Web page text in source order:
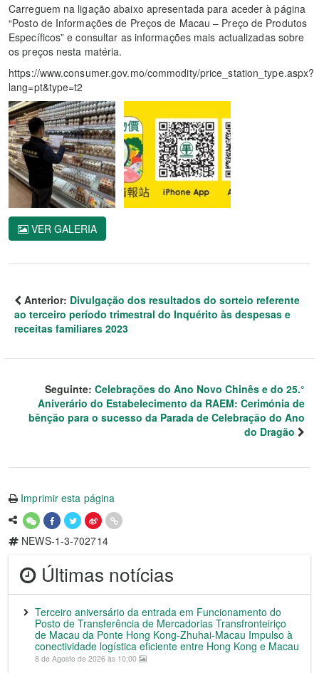
Carreguem na ligação abaixo apresentada para aceder à página
“Posto de Informações de Preços de Macau – Preço de Produtos
Específicos” e consultar as informações mais actualizadas sobre
os preços nesta matéria.
https://www.consumer.gov.mo/commodity/price_station_type.aspx?
lang=pt&type=t2
VER GALERIA
Anterior: Divulgação dos resultados do sorteio referente
ao terceiro período trimestral do Inquérito às despesas e
receitas familiares 2023
Seguinte: Celebrações do Ano Novo Chinês e do 25.°
Aniverário do Estabelecimento da RAEM: Cerimónia de
bênção para o sucesso da Parada de Celebração do Ano
do Dragão
Imprimir esta página
NEWS-1-3-702714
Últimas notícias
Terceiro aniversário da entrada em Funcionamento do
Posto de Transferência de Mercadorias Transfronteiriço
de Macau da Ponte Hong Kong-Zhuhai-Macau Impulso à
conectividade logística eficiente entre Hong Kong e Macau
8 de Agosto de 2026 às 10:00